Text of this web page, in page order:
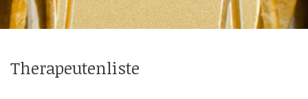
Therapeutenliste